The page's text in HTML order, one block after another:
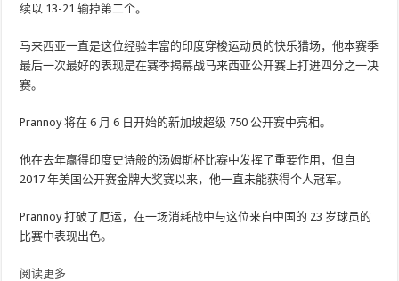
续以 13-21 输掉第二个。
马来西亚一直是这位经验丰富的印度穿梭运动员的快乐猎场，他本赛季
最后一次最好的表现是在赛季揭幕战马来西亚公开赛上打进四分之一决
赛。
Prannoy 将在 6 月 6 日开始的新加坡超级 750 公开赛中亮相。
他在去年赢得印度史诗般的汤姆斯杯比赛中发挥了重要作用，但自
2017 年美国公开赛金牌大奖赛以来，他一直未能获得个人冠军。
Prannoy 打破了厄运，在一场消耗战中与这位来自中国的 23 岁球员的
比赛中表现出色。
阅读更多